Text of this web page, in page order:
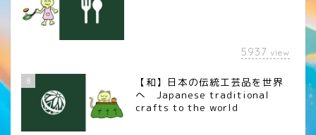
5937 view
8
【和】日本の伝統工芸品を世界
へ Japanese traditional
crafts to the world